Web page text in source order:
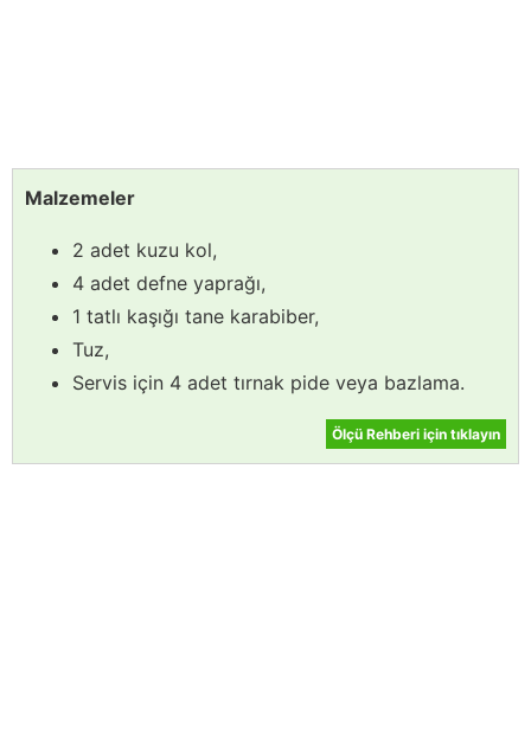
Malzemeler
2 adet kuzu kol,
4 adet defne yaprağı,
1 tatlı kaşığı tane karabiber,
Tuz,
Servis için 4 adet tırnak pide veya bazlama.
Ölçü Rehberi için tıklayın